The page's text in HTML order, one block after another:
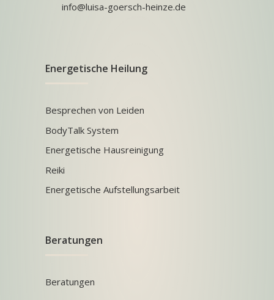
info@luisa-goersch-heinze.de
Energetische Heilung
Besprechen von Leiden
BodyTalk System
Energetische Hausreinigung
Reiki
Energetische Aufstellungsarbeit
Beratungen
Beratungen